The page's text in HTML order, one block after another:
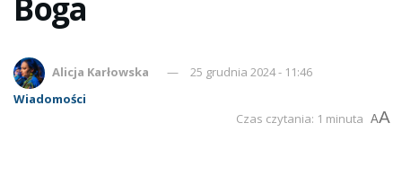
Boga
Alicja Karłowska
25 grudnia 2024 - 11:46
Wiadomości
Czas czytania: 1 minuta AA